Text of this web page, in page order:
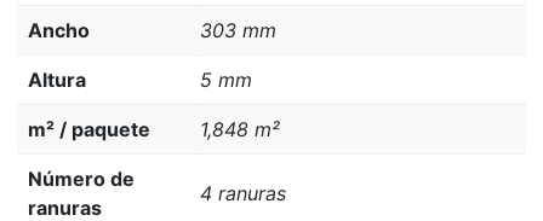
Ancho 303 mm
Altura 5 mm
m² / paquete 1,848 m²
Número de
ranuras
4 ranuras